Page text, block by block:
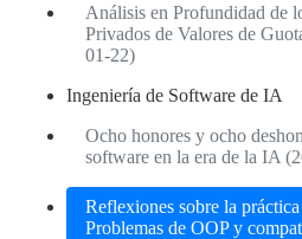
Análisis en Profundidad de
Privados de Valores de
01-22)
Ingeniería de Software de IA
Ocho honores y ocho
software en la era de la IA
Reflexiones sobre la
Problemas de OOP y